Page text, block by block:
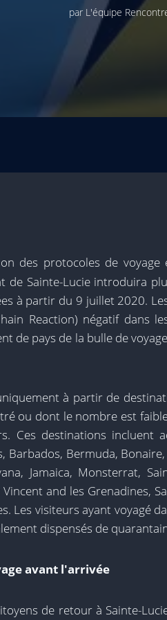
par L'équipe
des protocoles de
de Sainte-Lucie introduira
à partir du 9 juillet 2020.
Reaction) négatif dans
de pays de la bulle de
à partir de
ou dont le nombre est
Ces destinations incluent
Barbados, Bermuda,
Jamaica, Monsterrat,
and les Grenadines,
Les visiteurs ayant voyagé
dispensés de
avant l'arrivée
de retour à Sainte-